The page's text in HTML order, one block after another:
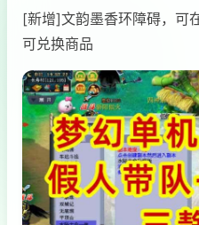
[新增]文韵墨香环障碍，可
可兑换商品